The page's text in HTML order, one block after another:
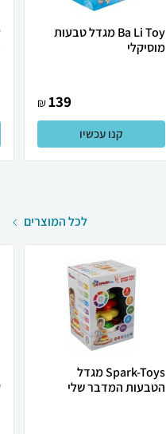
Ba Li Toy מגדל טבעות
מוסיקלי
139
₪
קנו עכשיו
לכל המוצרים
Spark-Toys מגדל
הטבעות המדבר שלי